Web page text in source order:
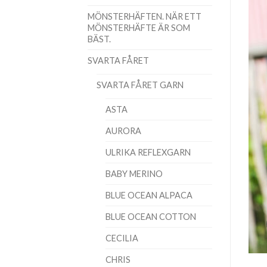
MÖNSTERHÄFTEN. NÄR ETT
MÖNSTERHÄFTE ÄR SOM
BÄST.
SVARTA FÅRET
SVARTA FÅRET GARN
ASTA
AURORA
ULRIKA REFLEXGARN
BABY MERINO
BLUE OCEAN ALPACA
BLUE OCEAN COTTON
CECILIA
CHRIS